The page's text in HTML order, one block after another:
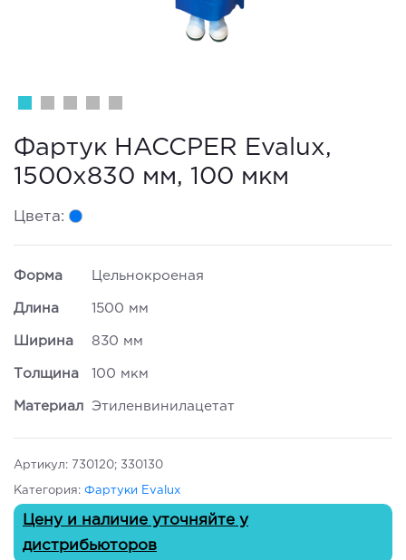
Фартук HACCPER Evalux,
1500х830 мм, 100 мкм
Цвета:
Форма Цельнокроеная
Длина 1500 мм
Ширина 830 мм
Толщина 100 мкм
Материал Этиленвинилацетат
Артикул: 730120; 330130
Категория: Фартуки Evalux
Цену и наличие уточняйте у
дистрибьюторов